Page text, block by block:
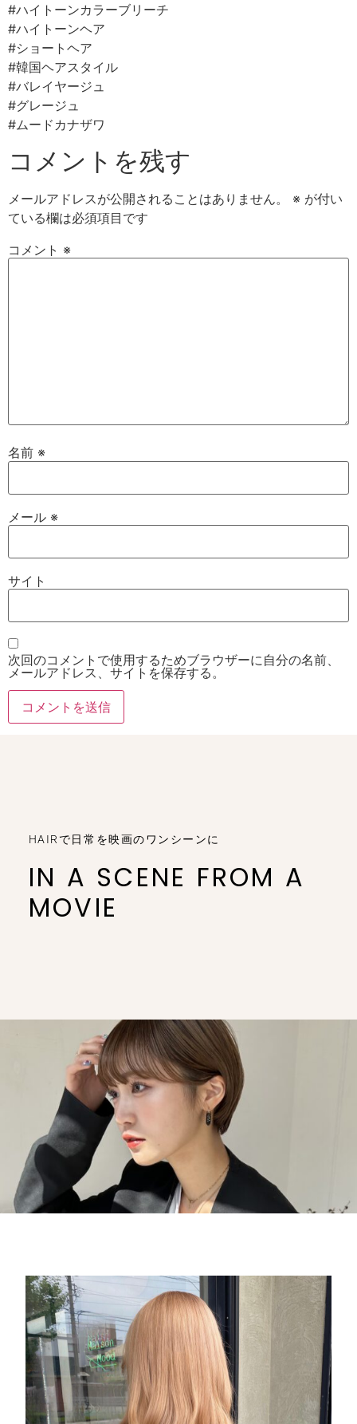
#ハイトーンカラーブリーチ
#ハイトーンヘア
#ショートヘア
#韓国ヘアスタイル
#バレイヤージュ
#グレージュ
#ムードカナザワ
コメントを残す
メールアドレスが公開されることはありません。 ※ が付い
ている欄は必須項目です
コメント ※
名前 ※
メール ※
サイト
次回のコメントで使用するためブラウザーに自分の名前、
メールアドレス、サイトを保存する。
HAIRで日常を映画のワンシーンに
IN A SCENE FROM A
MOVIE